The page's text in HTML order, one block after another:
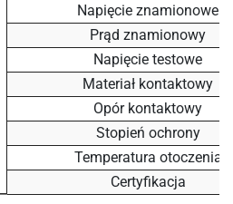
Napięcie znamionowe
Prąd znamionowy
Napięcie testowe
Materiał kontaktowy
Opór kontaktowy
Stopień ochrony
Temperatura otoczenia
Certyfikacja